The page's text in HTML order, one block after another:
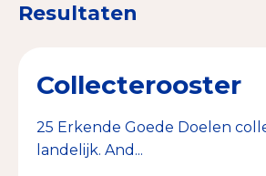
Check het CBF-keurmerk
Tips bij doneren: zo geef je
Data & Onderzoek
Resultaten
Collecterooster
25 Erkende Goede Doelen
landelijk. And...